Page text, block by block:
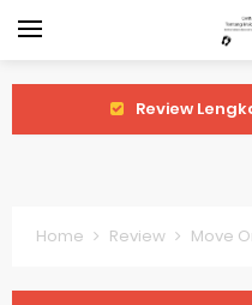
Review
Home Review Move